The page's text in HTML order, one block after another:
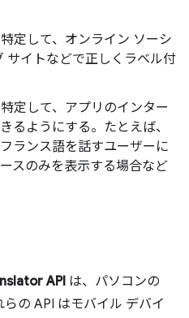
定して、オンライン ソーシ
サイトなどで正しくラベル付
定して、アプリのインター
るようにする。たとえば、
ランス語を話すユーザーに
スのみを表示する場合など
API は、パソコンの
の API はモバイル デバイ